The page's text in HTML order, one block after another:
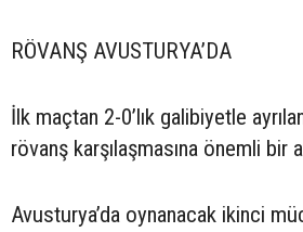
RÖVANŞ AVUSTURYA’DA
İlk maçtan 2-0’lık galibiyetle
rövanş karşılaşmasına önemli bir
Avusturya’da oynanacak ikinci